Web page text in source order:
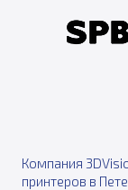
Компания
принтеров в